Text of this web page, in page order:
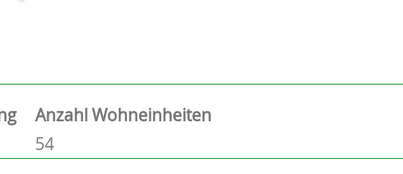
Anzahl Wohneinheiten
54